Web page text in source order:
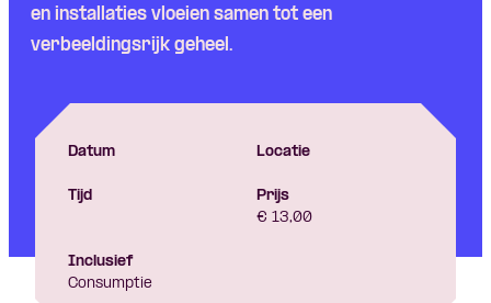
en installaties vloeien samen tot een
verbeeldingsrijk geheel.
Datum Locatie
Tijd
Prijs
€ 13,00
Inclusief
Consumptie